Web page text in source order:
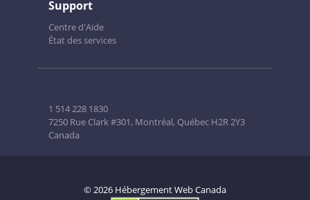
Support
Centre d'Aide
État des services
1 514 228 1830
7250 Rue Clark #301, Montréal, Québec H2R 2Y3
Canada
© 2026 Hébergement Web Canada